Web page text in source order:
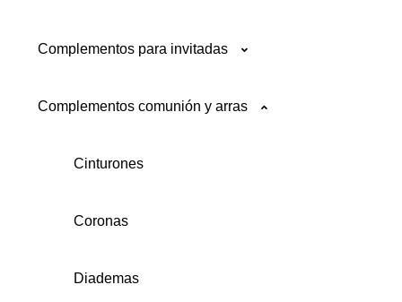
Bolsos
Boutonnières
Cinturones
Coronas
Corsages
Complementos para invitadas
Bolsos
Boutonnières
Cinturones
Coronas
Complementos comunión y arras
Cinturones
Coronas
Diademas